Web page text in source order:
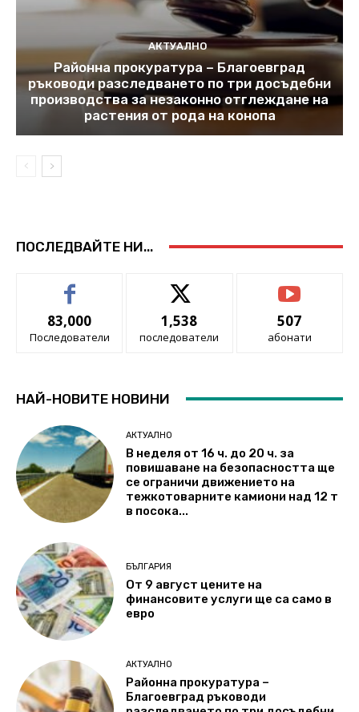
АКТУАЛНО
Районна прокуратура – Благоевград
ръководи разследването по три досъдебни
производства за незаконно отглеждане на
растения от рода на конопа
ПОСЛЕДВАЙТЕ НИ...
83,000
Последователи
1,538
последователи
507
абонати
НАЙ-НОВИТЕ НОВИНИ
АКТУАЛНО
В неделя от 16 ч. до 20 ч. за
повишаване на безопасността ще
се ограничи движението на
тежкотоварните камиони над 12 т
в посока...
БЪЛГАРИЯ
От 9 август цените на
финансовите услуги ще са само в
евро
АКТУАЛНО
Районна прокуратура –
Благоевград ръководи